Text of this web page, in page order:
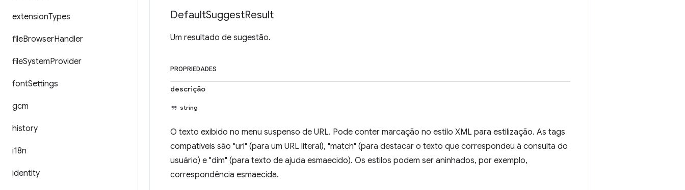
extensionTypes
fileBrowserHandler
fileSystemProvider
fontSettings
gcm
history
i18n
identity
DefaultSuggestResult
Um resultado de sugestão.
PROPRIEDADES
descrição
string
O texto exibido no menu suspenso de URL. Pode conter marcação no estilo XML para estilização. As tags
compatíveis são "url" (para um URL literal), "match" (para destacar o texto que correspondeu à consulta do
usuário) e "dim" (para texto de ajuda esmaecido). Os estilos podem ser aninhados, por exemplo,
correspondência esmaecida.